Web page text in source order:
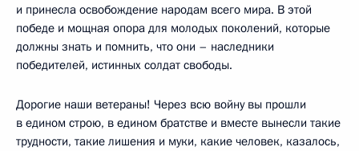
и принесла освобождение народам всего мира. В этой
победе и мощная опора для молодых поколений, которые
должны знать и помнить, что они – наследники
победителей, истинных солдат свободы.
Дорогие наши ветераны! Через всю войну вы прошли
в едином строю, в едином братстве и вместе вынесли такие
трудности, такие лишения и муки, какие человек, казалось,